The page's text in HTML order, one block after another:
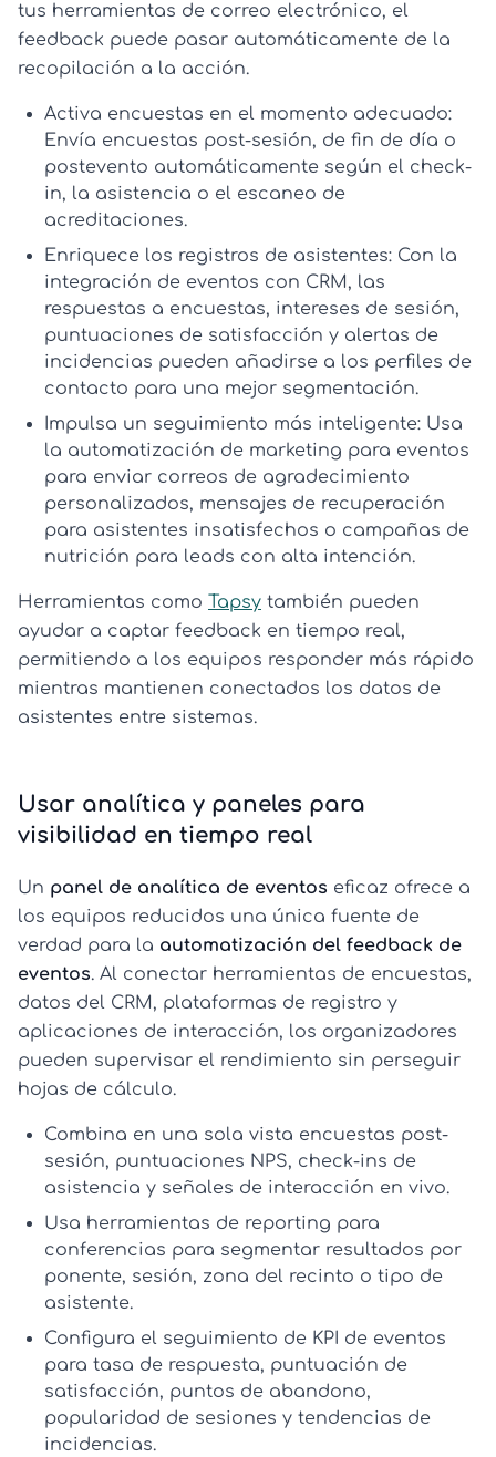
tus herramientas de correo electrónico, el
feedback puede pasar automáticamente de la
recopilación a la acción.
Activa encuestas en el momento adecuado:
Envía encuestas post-sesión, de fin de día o
postevento automáticamente según el check-
in, la asistencia o el escaneo de
acreditaciones.
Enriquece los registros de asistentes: Con la
integración de eventos con CRM, las
respuestas a encuestas, intereses de sesión,
puntuaciones de satisfacción y alertas de
incidencias pueden añadirse a los perfiles de
contacto para una mejor segmentación.
Impulsa un seguimiento más inteligente: Usa
la automatización de marketing para eventos
para enviar correos de agradecimiento
personalizados, mensajes de recuperación
para asistentes insatisfechos o campañas de
nutrición para leads con alta intención.
Herramientas como Tapsy también pueden
ayudar a captar feedback en tiempo real,
permitiendo a los equipos responder más rápido
mientras mantienen conectados los datos de
asistentes entre sistemas.
Usar analítica y paneles para
visibilidad en tiempo real
Un panel de analítica de eventos eficaz ofrece a
los equipos reducidos una única fuente de
verdad para la automatización del feedback de
eventos. Al conectar herramientas de encuestas,
datos del CRM, plataformas de registro y
aplicaciones de interacción, los organizadores
pueden supervisar el rendimiento sin perseguir
hojas de cálculo.
Combina en una sola vista encuestas post-
sesión, puntuaciones NPS, check-ins de
asistencia y señales de interacción en vivo.
Usa herramientas de reporting para
conferencias para segmentar resultados por
ponente, sesión, zona del recinto o tipo de
asistente.
Configura el seguimiento de KPI de eventos
para tasa de respuesta, puntuación de
satisfacción, puntos de abandono,
popularidad de sesiones y tendencias de
incidencias.